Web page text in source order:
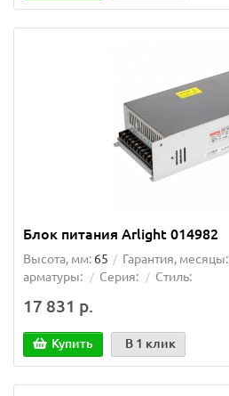
Блок питания Arlight 014982
Высота, мм: 65 Гарантия, месяцы:
арматуры:
Серия: Стиль:
17 831 р.
Купить В 1 клик